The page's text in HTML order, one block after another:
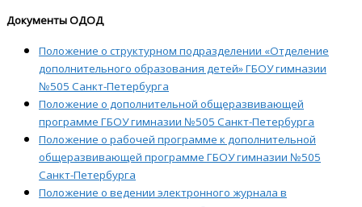
Документы ОДОД
Положение о структурном подразделении «Отделение
дополнительного образования детей» ГБОУ гимназии
№505 Санкт-Петербурга
Положение о дополнительной общеразвивающей
программе ГБОУ гимназии №505 Санкт-Петербурга
Положение о рабочей программе к дополнительной
общеразвивающей программе ГБОУ гимназии №505
Санкт-Петербурга
Положение о ведении электронного журнала в